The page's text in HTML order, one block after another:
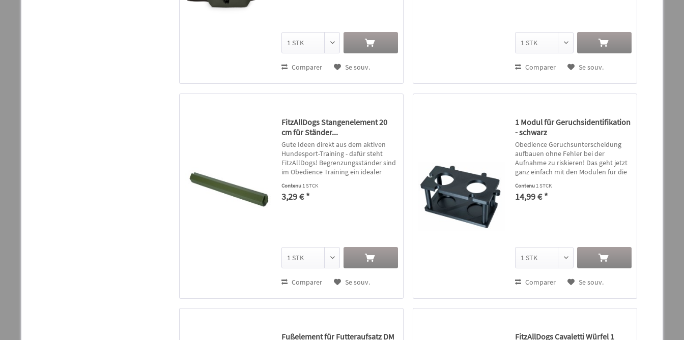
Comparer Se souv. Comparer Se souv.
FitzAllDogs Stangenelement 20
cm für Ständer...
Gute Ideen direkt aus dem aktiven
Hundesport-Training - dafür steht
FitzAllDogs! Begrenzungsständer sind
im Obedience Training ein idealer
Übungsausführung zu unterstützen.
Mit den variablen Komponenten...
Contenu 1 STCK
3,29 € *
Comparer Se souv.
1 Modul für Geruchsidentifikation
- schwarz
Obedience Geruchsunterscheidung
aufbauen ohne Fehler bei der
Aufnahme zu riskieren! Das geht jetzt
ganz einfach mit den Modulen für die
Mehrere Module zusammen erlauben
es, verschiedene Muster zu...
Contenu 1 STCK
14,99 € *
Comparer Se souv.
Fußelement für Futteraufsatz DM FitzAllDogs Cavaletti Würfel 1